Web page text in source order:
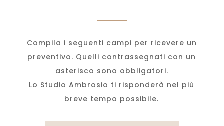
Compila i seguenti campi per ricevere un
preventivo. Quelli contrassegnati con un
asterisco sono obbligatori.
Lo Studio Ambrosio ti risponderà nel più
breve tempo possibile.